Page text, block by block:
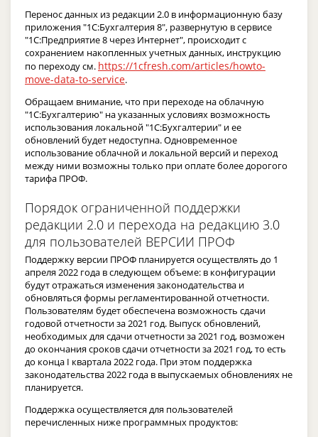
Перенос данных из редакции 2.0 в информационную базу
приложения "1С:Бухгалтерия 8", развернутую в сервисе
"1С:Предприятие 8 через Интернет", происходит с
сохранением накопленных учетных данных, инструкцию
по переходу см. https://1cfresh.com/articles/howto-
move-data-to-service.
Обращаем внимание, что при переходе на облачную
"1С:Бухгалтерию" на указанных условиях возможность
использования локальной "1С:Бухгалтерии" и ее
обновлений будет недоступна. Одновременное
использование облачной и локальной версий и переход
между ними возможны только при оплате более дорогого
тарифа ПРОФ.
Порядок ограниченной поддержки
редакции 2.0 и перехода на редакцию 3.0
для пользователей ВЕРСИИ ПРОФ
Поддержку версии ПРОФ планируется осуществлять до 1
апреля 2022 года в следующем объеме: в конфигурации
будут отражаться изменения законодательства и
обновляться формы регламентированной отчетности.
Пользователям будет обеспечена возможность сдачи
годовой отчетности за 2021 год. Выпуск обновлений,
необходимых для сдачи отчетности за 2021 год, возможен
до окончания сроков сдачи отчетности за 2021 год, то есть
до конца I квартала 2022 года. При этом поддержка
законодательства 2022 года в выпускаемых обновлениях не
планируется.
Поддержка осуществляется для пользователей
перечисленных ниже программных продуктов: